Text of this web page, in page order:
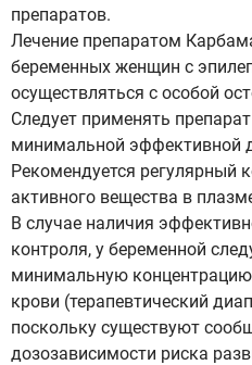
препаратов.
Лечение препаратом
беременных женщин с
осуществляться с особой
Следует применять
минимальной эффективной
Рекомендуется регулярный
активного вещества в
В случае наличия
контроля, у беременной
минимальную
крови (терапевтический
поскольку существуют
дозозависимости риска